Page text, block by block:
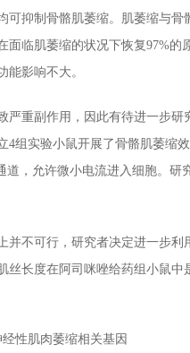
可抑制骨骼肌萎缩。肌萎缩与
面临肌萎缩的状况下恢复97%的
能影响不大。
严重副作用，因此有待进一步
4组实验小鼠开展了骨骼肌萎缩
道，允许微小电流进入细胞。
并不可行，研究者决定进一步
丝长度在阿司咪唑给药组小鼠
性肌肉萎缩相关基因